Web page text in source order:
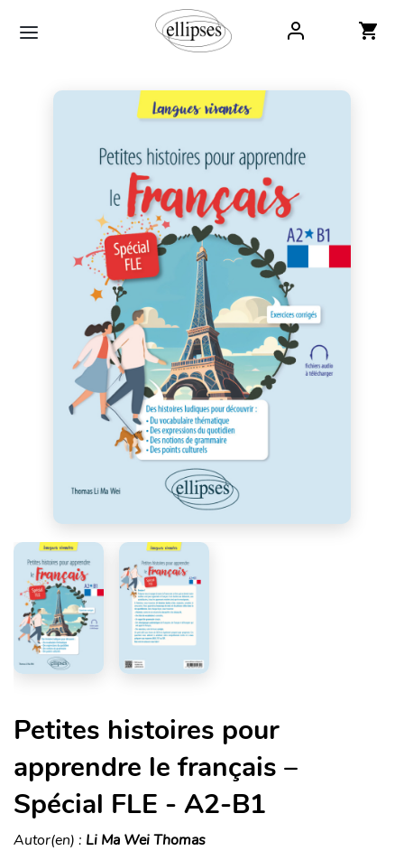
Petites histoires pour
apprendre le français –
Spécial FLE - A2-B1
Autor(en) : Li Ma Wei Thomas